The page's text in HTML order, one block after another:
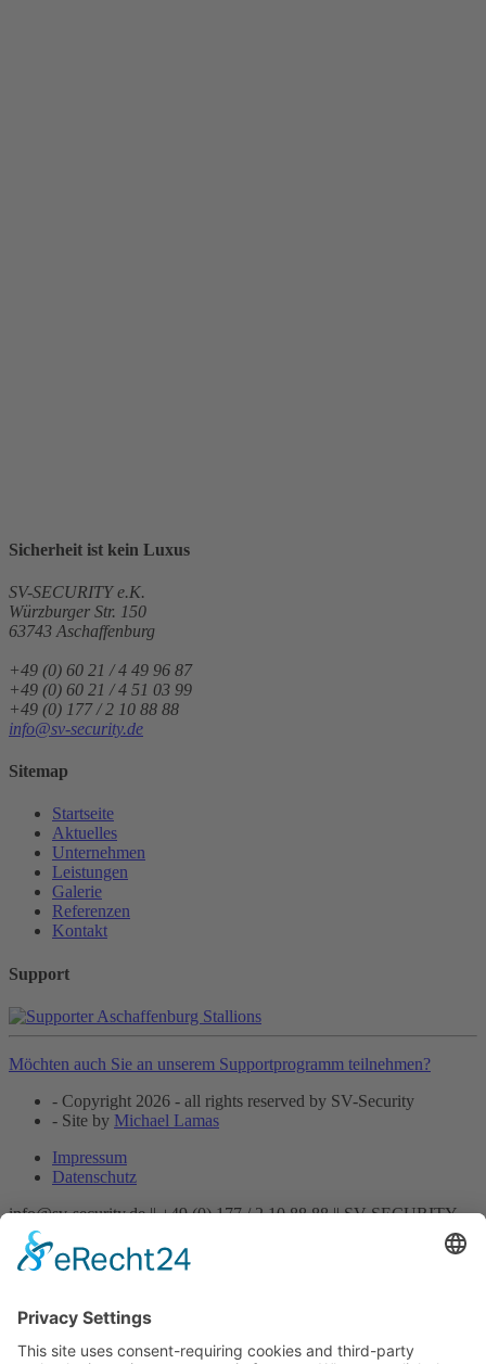
Feld
Sicherheit ist kein Luxus
SV-SECURITY e.K.
Würzburger Str. 150
63743 Aschaffenburg
+49 (0) 60 21 / 4 49 96 87
+49 (0) 60 21 / 4 51 03 99
+49 (0) 177 / 2 10 88 88
info@sv-security.de
Sitemap
Startseite
Aktuelles
Unternehmen
Leistungen
Galerie
Referenzen
Kontakt
Support
Möchten auch Sie an unserem Supportprogramm teilnehmen?
- Copyright 2026 - all rights reserved by SV-Security
- Site by Michael Lamas
Impressum
Datenschutz
info@sv-security.de ||+49 (0) 177 / 2 10 88 88 ||SV-SECURITY
Startseite
Aktuelles
Mitarbeiter
Leistungen
Chauffeur/Fahrservice